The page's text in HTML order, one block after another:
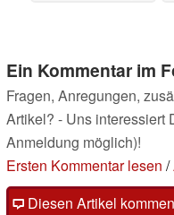
Ein Kommentar im
Fragen, Anregungen,
Artikel? - Uns interessiert
Anmeldung möglich)!
Ersten Kommentar lesen /
Diesen Artikel